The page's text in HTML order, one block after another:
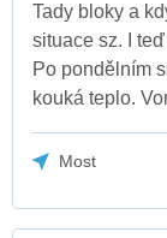
Tady bloky a
situace sz. I
Po pondělním
kouká teplo.
Most